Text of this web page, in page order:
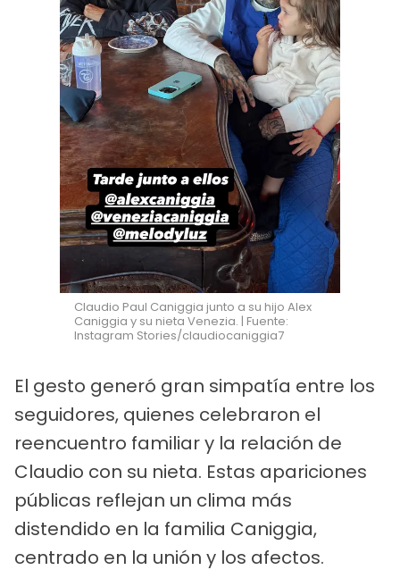
Claudio Paul Caniggia junto a su hijo Alex
Caniggia y su nieta Venezia. | Fuente:
Instagram Stories/claudiocaniggia7
El gesto generó gran simpatía entre los
seguidores, quienes celebraron el
reencuentro familiar y la relación de
Claudio con su nieta. Estas apariciones
públicas reflejan un clima más
distendido en la familia Caniggia,
centrado en la unión y los afectos.